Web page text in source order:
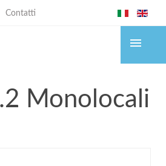
Contatti
Monolocali